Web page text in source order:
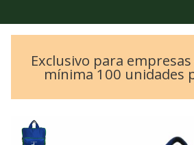
Exclusivo para
mínima 100 unidades